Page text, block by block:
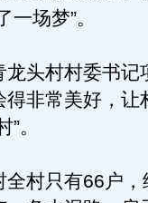
一场梦”。
村村委书记
得非常美好，
。
只有66户，